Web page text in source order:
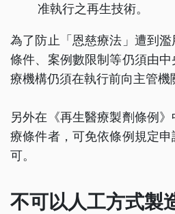
准執行之再生技術。
為了防止「恩慈療法」遭到
條件、案例數限制等仍須由
療機構仍須在執行前向主管機
另外在《再生醫療製劑條例
療條件者，可免依條例規定
可。
不可以人工方式製